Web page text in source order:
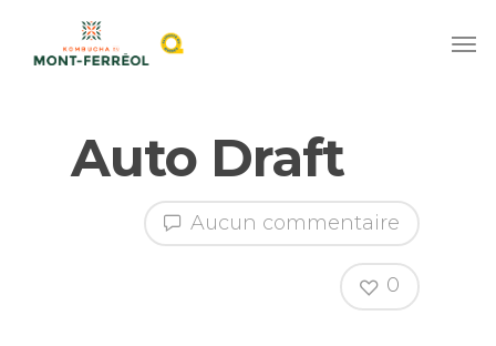
Auto Draft
Aucun commentaire
0